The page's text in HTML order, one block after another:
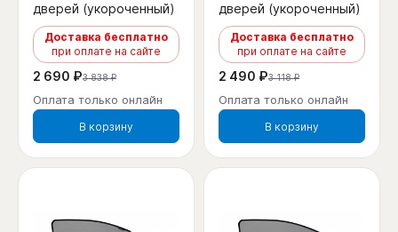
дверей (укороченный)
Доставка бесплатно
при оплате на сайте
2 690 ₽3 838 ₽
Оплата только онлайн
В корзину
дверей (укороченный)
Доставка бесплатно
при оплате на сайте
2 490 ₽3 118 ₽
Оплата только онлайн
В корзину